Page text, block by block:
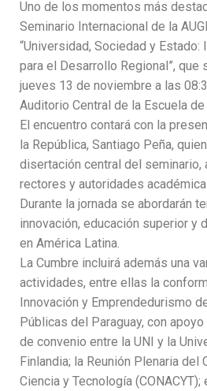
Uno de los momentos más
Seminario Internacional de la
“Universidad, Sociedad y Estado:
para el Desarrollo Regional”, que
jueves 13 de noviembre a las
Auditorio Central de la Escuela
El encuentro contará con la
la República, Santiago Peña,
disertación central del seminario,
rectores y autoridades
Durante la jornada se abordarán
innovación, educación superior y
en América Latina.
La Cumbre incluirá además una
actividades, entre ellas la
Innovación y Emprendedurismo
Públicas del Paraguay, con
de convenio entre la UNI y la
Finlandia; la Reunión Plenaria del
Ciencia y Tecnología (CONACYT);